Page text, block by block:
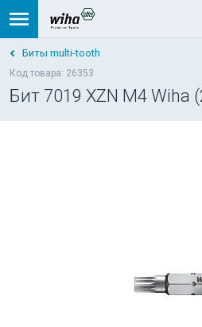
Биты multi-tooth
Код товара: 26353
Бит 7019 XZN M4 Wiha